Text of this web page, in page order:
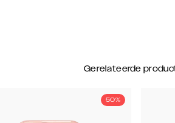
Gerelateerde
50%